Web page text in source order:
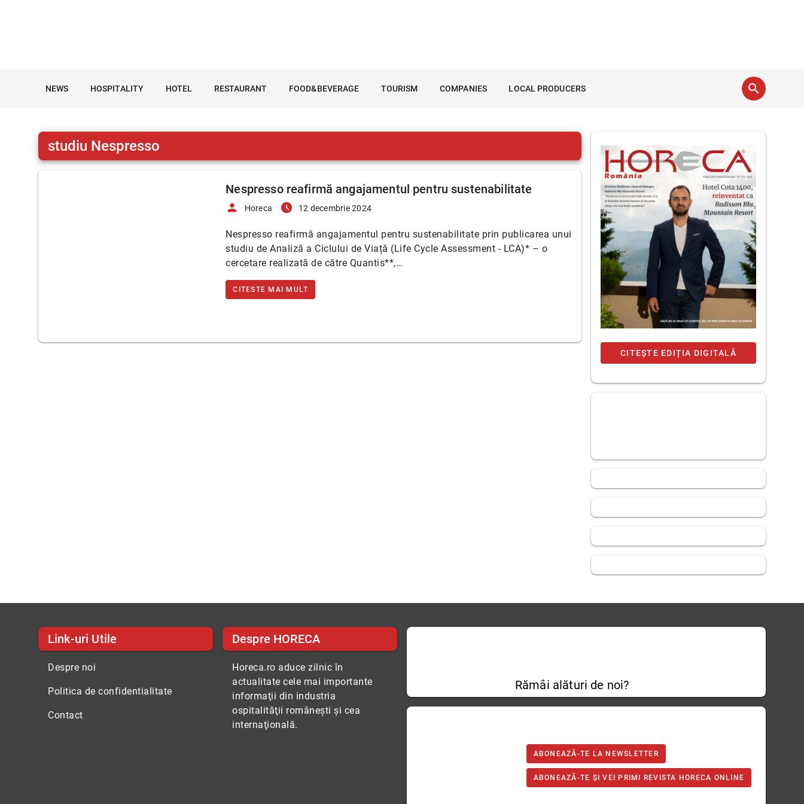
NEWS HOSPITALITY HOTEL RESTAURANT FOOD&BEVERAGE TOURISM COMPANIES LOCAL PRODUCERS search
studiu Nespresso
Nespresso reafirmă angajamentul pentru sustenabilitate
person Horeca access_time_filled 12 decembrie 2024
Nespresso reafirmă angajamentul pentru sustenabilitate prin publicarea unui
studiu de Analiză a Ciclului de Viață (Life Cycle Assessment - LCA)* – o
cercetare realizată de către Quantis**,…
CITESTE MAI MULT
CITEȘTE EDIȚIA DIGITALĂ
Link-uri Utile
Despre noi
Politica de confidentialitate
Contact
Despre HORECA
Horeca.ro aduce zilnic în
actualitate cele mai importante
informaţii din industria
ospitalităţii româneşti şi cea
internaţională.
Rămâi alături de noi?
ABONEAZĂ-TE LA NEWSLETTER
ABONEAZĂ-TE ȘI VEI PRIMI REVISTA HORECA ONLINE